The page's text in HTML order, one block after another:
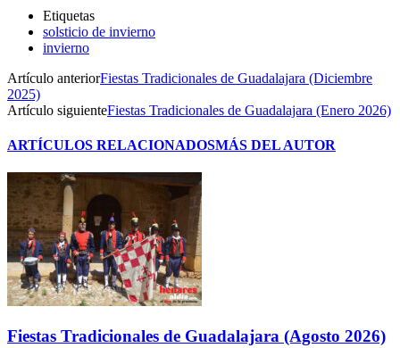
Etiquetas
solsticio de invierno
invierno
Artículo anteriorFiestas Tradicionales de Guadalajara (Diciembre
2025)
Artículo siguienteFiestas Tradicionales de Guadalajara (Enero 2026)
ARTÍCULOS RELACIONADOSMÁS DEL AUTOR
Fiestas Tradicionales de Guadalajara (Agosto 2026)